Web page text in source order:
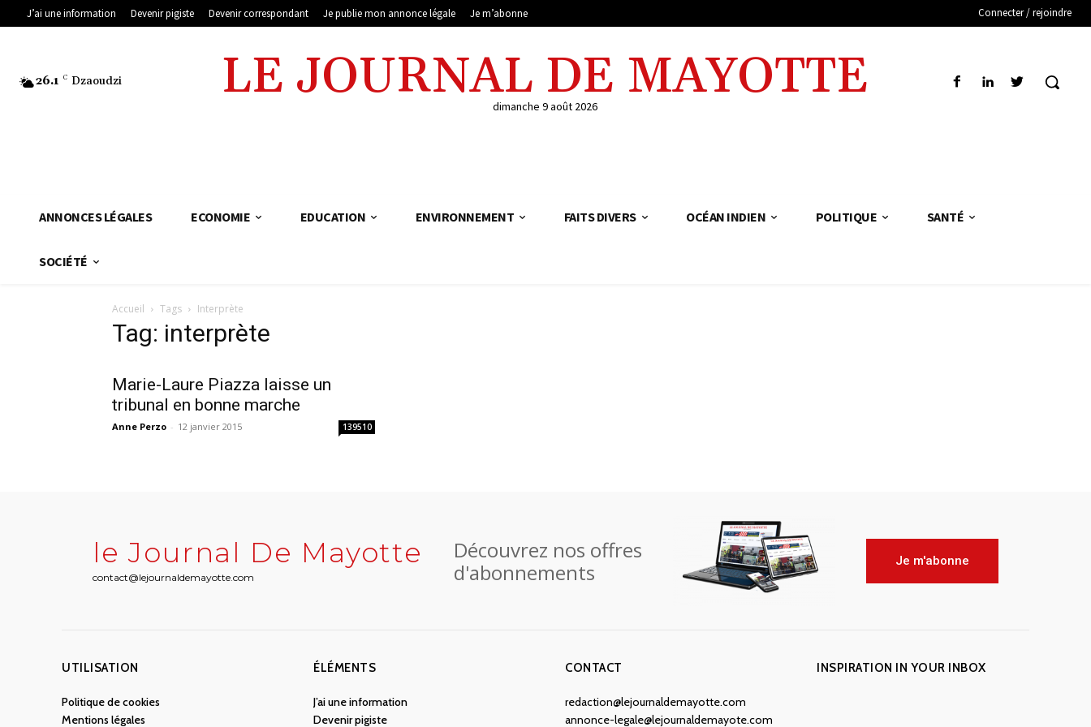
J’ai une information Devenir pigiste Devenir correspondant Je publie mon annonce légale Je m’abonne Connecter / rejoindre
26.1 C Dzaoudzi LE JOURNAL DE MAYOTTE
dimanche 9 août 2026
ANNONCES LÉGALES ECONOMIE EDUCATION ENVIRONNEMENT FAITS DIVERS OCÉAN INDIEN POLITIQUE SANTÉ
SOCIÉTÉ
Accueil Tags Interprète
Tag: interprète
Marie-Laure Piazza laisse un
tribunal en bonne marche
Anne Perzo - 12 janvier 2015 139510
le Journal De Mayotte
contact@lejournaldemayotte.com
Découvrez nos offres
d'abonnements
Je m'abonne
UTILISATION
Politique de cookies
Mentions légales
ÉLÉMENTS
J’ai une information
Devenir pigiste
CONTACT
redaction@lejournaldemayotte.com
annonce-legale@lejournaldemayote.com
INSPIRATION IN YOUR INBOX